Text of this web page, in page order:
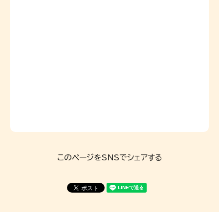
このページをSNSでシェアする